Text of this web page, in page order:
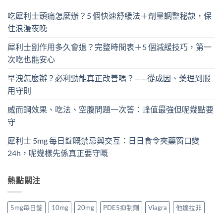
吃犀利士頭痛怎麼辦？5 個快速舒緩法＋劑量調整秘訣，保
住浪漫夜晚
犀利士副作用多久會退？完整時間表＋5 個減緩技巧，第一
次吃也能安心
早洩怎麼辦？必利勁能真正改善嗎？——從成因、藥理到服
用守則
威而鋼效果、吃法、空腹問題一次答：峰值最強但呢幾點要
守
犀利士 5mg 每日錠嘅禁忌與交互：日日食令夾藥窗口變
24h，呢幾樣先係真正要守嘅
熱點關注
5mg每日錠 10mg 20mg PDE5抑制劑 Viagra
他達拉非